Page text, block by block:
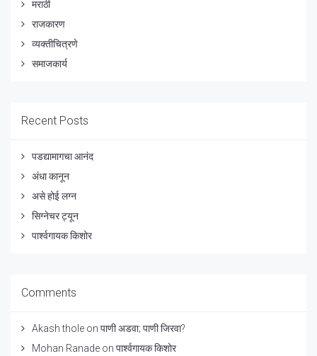
मराठी
राजकारण
व्यक्तीचित्रणे
समाजकार्य
Recent Posts
पडद्यामागचा आनंद
अंधा कानून
असे होई लग्न
सिग्नेचर ट्यून
पार्श्वगायक किशोर
Comments
Akash thole on पाणी अडवा; पाणी जिरवा?
Mohan Ranade on पार्श्वगायक किशोर